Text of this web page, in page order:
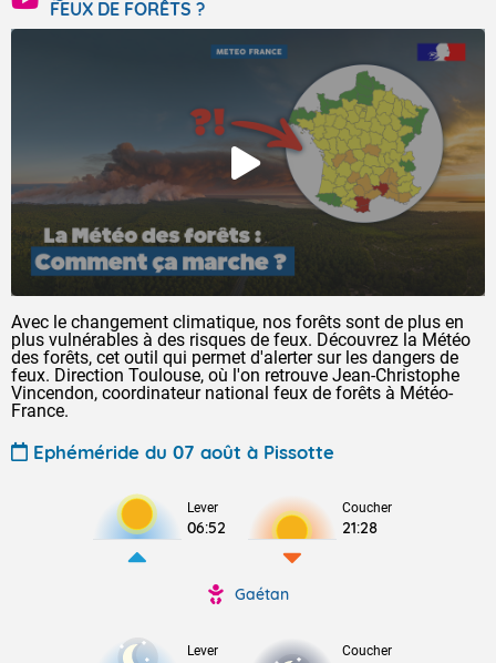
FEUX DE FORÊTS ?
Avec le changement climatique, nos forêts sont de plus en
plus vulnérables à des risques de feux. Découvrez la Météo
des forêts, cet outil qui permet d'alerter sur les dangers de
feux. Direction Toulouse, où l'on retrouve Jean-Christophe
Vincendon, coordinateur national feux de forêts à Météo-
France.
Ephéméride du 07 août à Pissotte
Lever
06:52
Coucher
21:28
Gaétan
Lever Coucher